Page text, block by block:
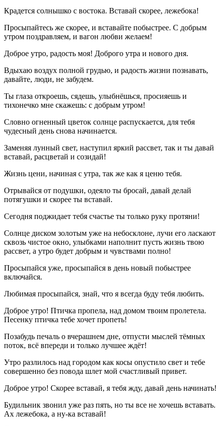
Крадется солнышко с востока. Вставай скорее, лежебока!
Просыпайтесь же скорее, и вставайте побыстрее. С добрым
утром поздравляем, и вагон любви желаем!
Доброе утро, радость моя! Доброго утра и нового дня.
Вдыхаю воздух полной грудью, и радость жизни познавать,
давайте, люди, не забудем.
Ты глаза откроешь, сядешь, улыбнёшься, просияешь и
тихонечко мне скажешь: с добрым утром!
Словно огненный цветок солнце распускается, для тебя
чудесный день снова начинается.
Заменяя лунный свет, наступил яркий рассвет, так и ты давай
вставай, расцветай и созидай!
Жизнь цени, начиная с утра, так же как я ценю тебя.
Отрывайся от подушки, одеяло ты бросай, давай делай
потягушки и скорее ты вставай.
Сегодня поджидает тебя счастье ты только руку протяни!
Солнце диском золотым уже на небосклоне, лучи его ласкают
сквозь чистое окно, улыбками наполнит пусть жизнь твою
рассвет, а утро будет добрым и чувствами полно!
Просыпайся уже, просыпайся в день новый побыстрее
включайся.
Любимая просыпайся, знай, что я всегда буду тебя любить.
Доброе утро! Птичка пропела, над домом твоим пролетела.
Песенку птичка тебе хочет пропеть!
Позабудь печаль о вчерашнем дне, отпусти мыслей тёмных
поток, всё впереди и только лучшее ждёт!
Утро разлилось над городом как косы опустило свет и тебе
совершенно без повода шлет мой счастливый привет.
Доброе утро! Скорее вставай, я тебя жду, давай день начинать!
Будильник звонил уже раз пять, но ты все не хочешь вставать.
Ах лежебока, а ну-ка вставай!